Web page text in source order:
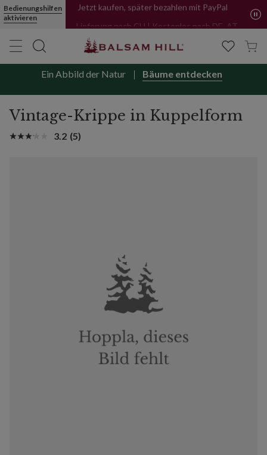
Bedienungshilfen
aktivieren
Lieferung nach CH | Kostenlos nach DE, AT
Jetzt kaufen, später bezahlen mit PayPal
Ein Abbild der Natur Bäume entdecken
Vintage-Krippe in Kuppelform
3.2 (5)